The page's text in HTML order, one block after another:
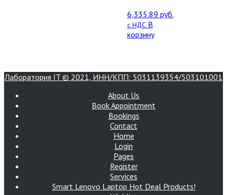
6,335.89 руб.
с НДС В
корзину
Лаборатория IT © 2021, ИНН/КПП: 5031139354/503101001
About Us
Book Appointment
Bookings
Contact
Home
Login
Pages
Register
Services
Smart Lenovo Laptop Hot Deal Products!